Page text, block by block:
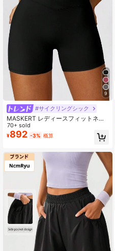
9
#サイクリングシック
MASKERT レディースフィットネス
ショーツ、ヨガパンツ、ランニング
スポーツパンツ、高弾性スポーツシ
ョーツ、スパンデックスショーツ
70+ sold
¥892 -3% 概算